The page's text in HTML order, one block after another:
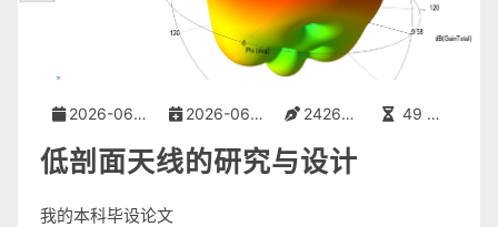
2026-06-06 2026-06-06 24265 字 49 分钟
低剖面天线的研究与设计
我的本科毕设论文